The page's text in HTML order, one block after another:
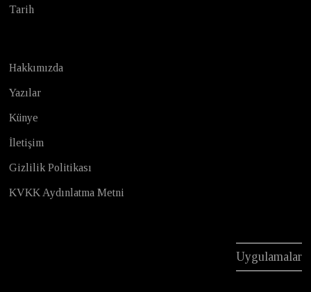
Tarih
Hakkımızda
Yazılar
Künye
İletişim
Gizlilik Politikası
KVKK Aydınlatma Metni
Uygulamalar